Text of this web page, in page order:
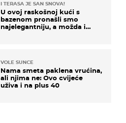
I TERASA JE SAN SNOVA!
U ovoj raskošnoj kući s
bazenom pronašli smo
najelegantniju, a možda i
VOLE SUNCE
Nama smeta paklena vrućina,
ali njima ne: Ovo cvijeće
uživa i na plus 40